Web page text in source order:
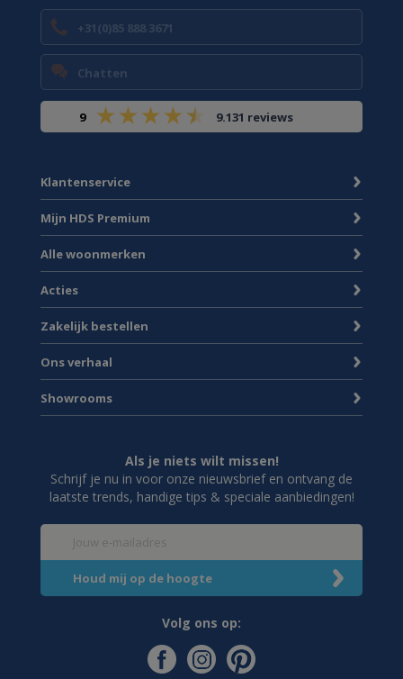
+31(0)85 888 3671
Chatten
9 9.131 reviews
Klantenservice
Mijn HDS Premium
Alle woonmerken
Acties
Zakelijk bestellen
Ons verhaal
Showrooms
Als je niets wilt missen!
Schrijf je nu in voor onze nieuwsbrief en ontvang de
laatste trends, handige tips & speciale aanbiedingen!
Volg ons op: